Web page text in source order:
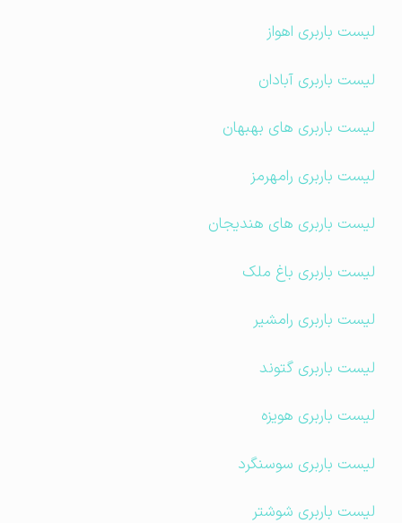
لیست باربری اهواز
لیست باربری آبادان
لیست باربری های بهبهان
لیست باربری رامهرمز
لیست باربری های هندیجان
لیست باربری باغ ملک
لیست باربری رامشیر
لیست باربری گتوند
لیست باربری هویزه
لیست باربری سوسنگرد
لیست باربری شوشتر